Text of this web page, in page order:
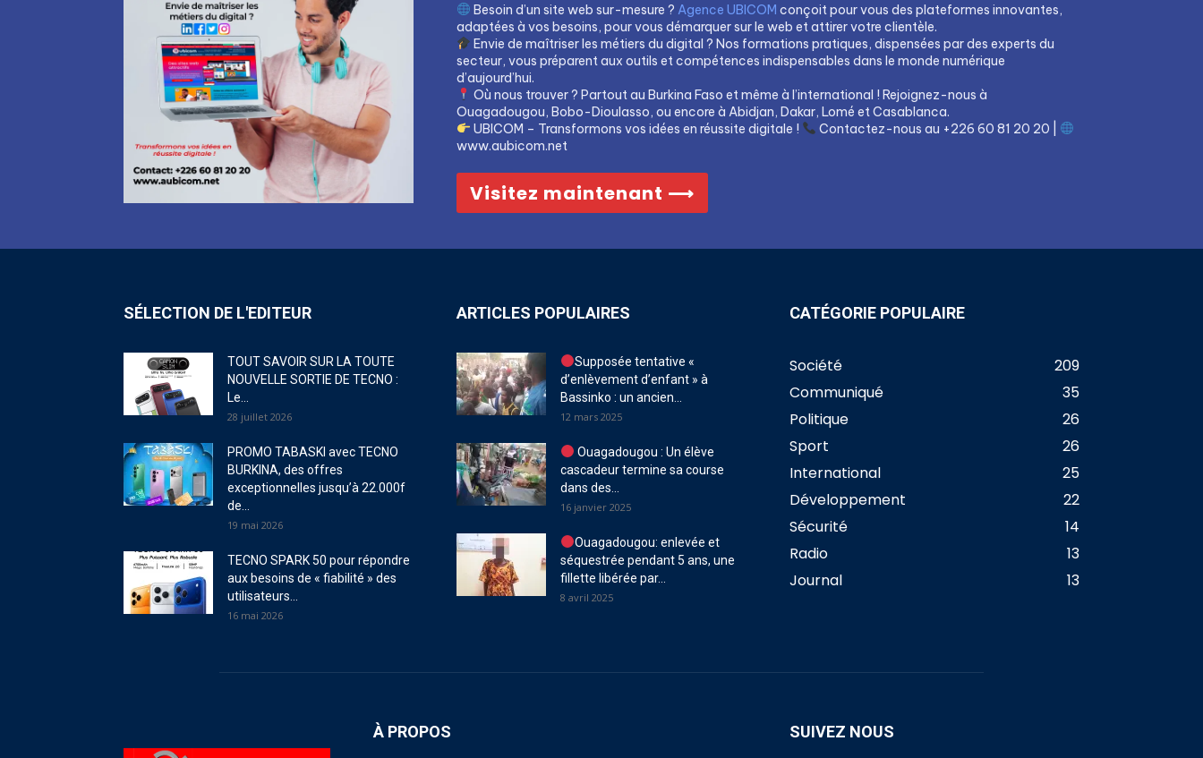
Besoin d’un site web sur-mesure ? Agence UBICOM conçoit pour vous des plateformes innovantes,
adaptées à vos besoins, pour vous démarquer sur le web et attirer votre clientèle.
Envie de maîtriser les métiers du digital ? Nos formations pratiques, dispensées par des experts du
secteur, vous préparent aux outils et compétences indispensables dans le monde numérique
d’aujourd’hui.
Où nous trouver ? Partout au Burkina Faso et même à l’international ! Rejoignez-nous à
Ouagadougou, Bobo-Dioulasso, ou encore à Abidjan, Dakar, Lomé et Casablanca.
UBICOM – Transformons vos idées en réussite digitale !
Contactez-nous au +226 60 81 20 20 |
www.aubicom.net
Visitez maintenant ⟶
SÉLECTION DE L'EDITEUR
TOUT SAVOIR SUR LA TOUTE
NOUVELLE SORTIE DE TECNO :
Le...
28 juillet 2026
PROMO TABASKI avec TECNO
BURKINA, des offres
exceptionnelles jusqu’à 22.000f
de...
19 mai 2026
TECNO SPARK 50 pour répondre
aux besoins de « fiabilité » des
utilisateurs...
16 mai 2026
ARTICLES POPULAIRES
Supposée tentative «
d’enlèvement d’enfant » à
Bassinko : un ancien...
12 mars 2025
Ouagadougou : Un élève
cascadeur termine sa course
dans des...
16 janvier 2025
Ouagadougou: enlevée et
séquestrée pendant 5 ans, une
fillette libérée par...
8 avril 2025
CATÉGORIE POPULAIRE
Société
209
Communiqué
35
Politique
26
Sport
26
International
25
Développement
22
Sécurité
14
Radio
13
Journal
13
À PROPOS SUIVEZ NOUS